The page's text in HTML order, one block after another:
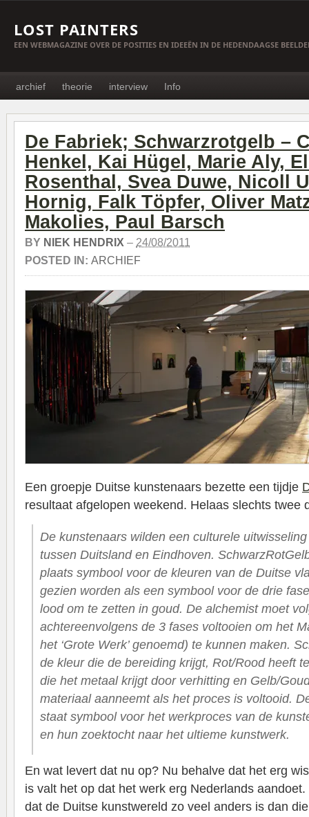
LOST PAINTERS
EEN WEBMAGAZINE OVER DE POSITIES EN IDEEËN IN DE HEDENDAAGSE
archief theorie interview Info
De Fabriek; Schwarzrotgelb –
Henkel, Kai Hügel, Marie Aly,
Rosenthal, Svea Duwe, Nicoll
Hornig, Falk Töpfer, Oliver
Makolies, Paul Barsch
BY NIEK HENDRIX – 24/08/2011
POSTED IN: ARCHIEF
Een groepje Duitse kunstenaars bezette een tijdje
resultaat afgelopen weekend. Helaas slechts twee
De kunstenaars wilden een culturele
tussen Duitsland en Eindhoven.
plaats symbool voor de kleuren van de Duitse
gezien worden als een symbool voor de drie
lood om te zetten in goud. De alchemist moet
achtereenvolgens de 3 fases voltooien om het
het ‘Grote Werk’ genoemd) te kunnen maken.
de kleur die de bereiding krijgt, Rot/Rood heeft
die het metaal krijgt door verhitting en Gelb/
materiaal aanneemt als het proces is voltooid.
staat symbool voor het werkproces van de
en hun zoektocht naar het ultieme kunstwerk.
En wat levert dat nu op? Nu behalve dat het erg
is valt het op dat het werk erg Nederlands
dat de Duitse kunstwereld zo veel anders is dan